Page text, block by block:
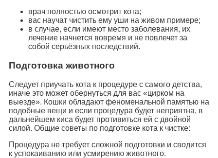
врач полностью осмотрит кота;
вас научат чистить ему уши на живом примере;
в случае, если имеют место заболевания, их
лечение начнется вовремя и не повлечет за
собой серьёзных последствий.
Подготовка животного
Следует приучать кота к процедуре с самого детства,
иначе это может обернуться для вас «цирком на
выезде». Кошки обладают феноменальной памятью на
подобные вещи и если процедура будет неприятна, в
дальнейшем киса будет противиться ей с двойной
силой. Общие советы по подготовке кота к чистке:
Процедура не требует сложной подготовки и сводится
к успокаиванию или усмирению животного.